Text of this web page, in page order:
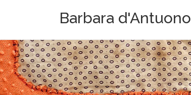
Barbara d'Antuono